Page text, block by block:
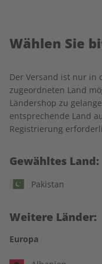
Startseite Lieferung
Lieferung
Von den
und Deutsch perfekt
von Business Spotlight
Preise und
Wählen Sie
Der Versand ist nur in
zugeordneten Land
Ländershop zu
entsprechende Land
Registrierung
Gewähltes Land:
Pakistan
Weitere Länder:
Europa